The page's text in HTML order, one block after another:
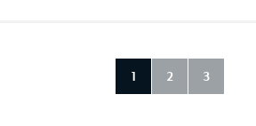
1 2 3